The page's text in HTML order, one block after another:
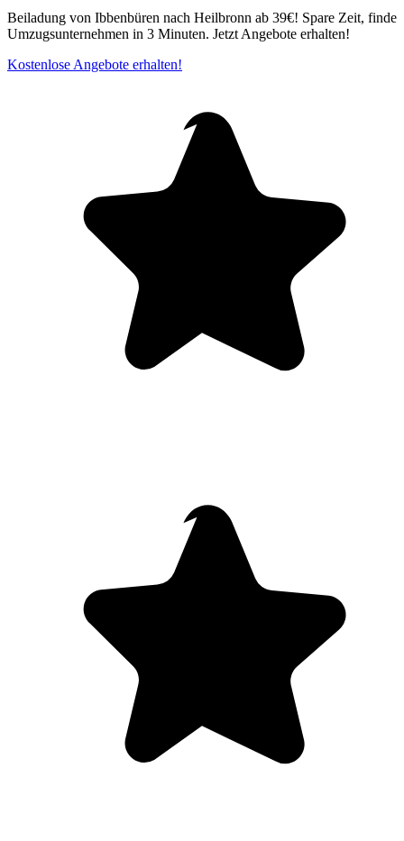
Beiladung von Ibbenbüren nach Heilbronn ab 39€! Spare Zeit, finde
Umzugsunternehmen in 3 Minuten. Jetzt Angebote erhalten!
Kostenlose Angebote erhalten!